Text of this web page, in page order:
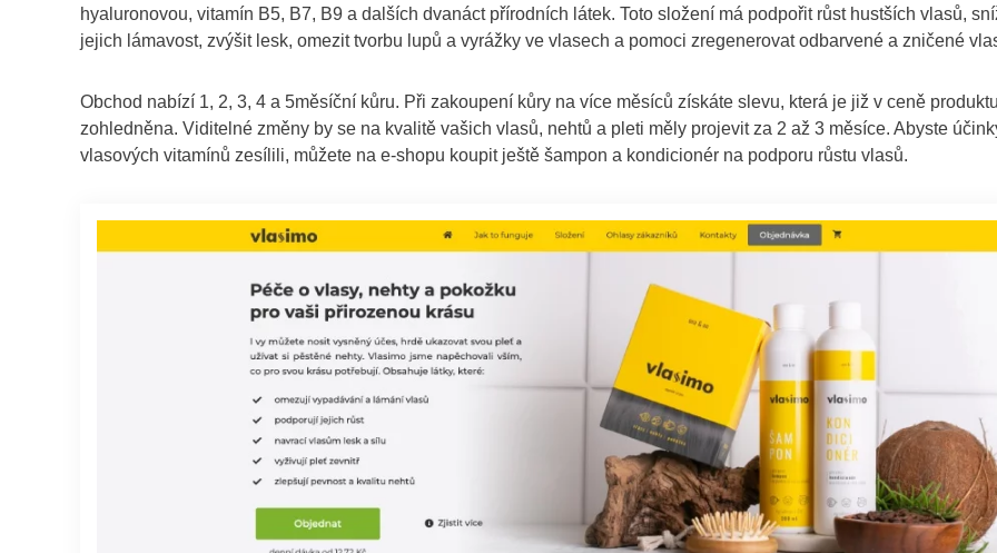
hyaluronovou, vitamín B5, B7, B9 a dalších dvanáct přírodních látek. Toto složení má podpořit růst hustších vlasů,
jejich lámavost, zvýšit lesk, omezit tvorbu lupů a vyrážky ve vlasech a pomoci zregenerovat odbarvené a zničené
Obchod nabízí 1, 2, 3, 4 a 5měsíční kůru. Při zakoupení kůry na více měsíců získáte slevu, která je již v ceně
zohledněna. Viditelné změny by se na kvalitě vašich vlasů, nehtů a pleti měly projevit za 2 až 3 měsíce. Abyste
vlasových vitamínů zesílili, můžete na e-shopu koupit ještě šampon a kondicionér na podporu růstu vlasů.